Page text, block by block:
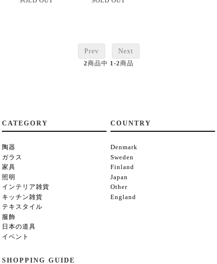
Prev
Next
2商品中 1-2商品
CATEGORY
陶器
ガラス
家具
照明
インテリア雑貨
キッチン雑貨
テキスタイル
服飾
日本の道具
イベント
COUNTRY
Denmark
Sweden
Finland
Japan
Other
England
SHOPPING GUIDE